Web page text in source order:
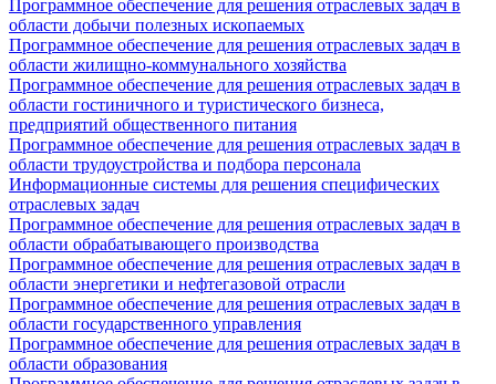
Программное обеспечение для решения отраслевых задач в
области добычи полезных ископаемых
Программное обеспечение для решения отраслевых задач в
области жилищно-коммунального хозяйства
Программное обеспечение для решения отраслевых задач в
области гостиничного и туристического бизнеса,
предприятий общественного питания
Программное обеспечение для решения отраслевых задач в
области трудоустройства и подбора персонала
Информационные системы для решения специфических
отраслевых задач
Программное обеспечение для решения отраслевых задач в
области обрабатывающего производства
Программное обеспечение для решения отраслевых задач в
области энергетики и нефтегазовой отрасли
Программное обеспечение для решения отраслевых задач в
области государственного управления
Программное обеспечение для решения отраслевых задач в
области образования